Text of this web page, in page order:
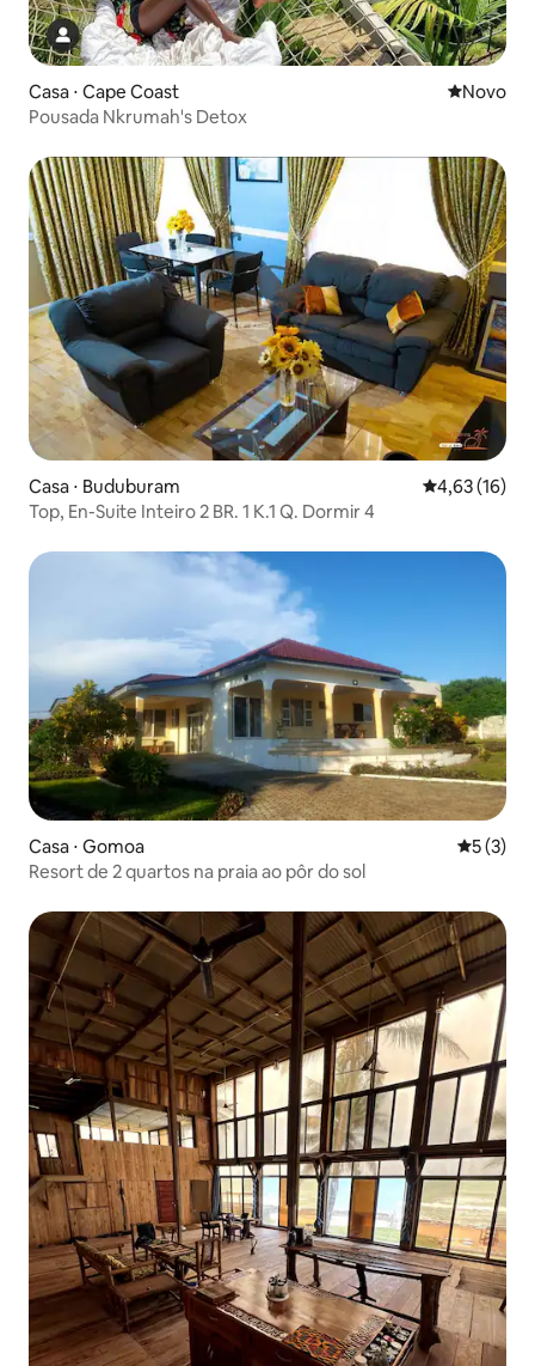
Casa ⋅ Cape Coast Novo
Novo
Pousada Nkrumah's Detox
Casa ⋅ Buduburam 4,63 de uma
4,63 (16)
Top, En-Suite Inteiro 2 BR. 1 K.1 Q. Dormir 4
Casa ⋅ Gomoa 5 de
5 (3)
Resort de 2 quartos na praia ao pôr do sol